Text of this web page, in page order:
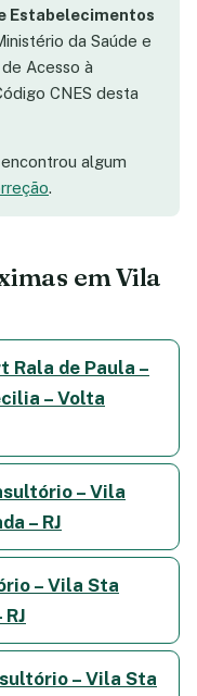
Estabelecimentos
da Saúde e
Acesso à
CNES desta
algum
.
em Vila
Rala de Paula –
– Volta
– Vila
– RJ
– Vila Sta
– Vila Sta